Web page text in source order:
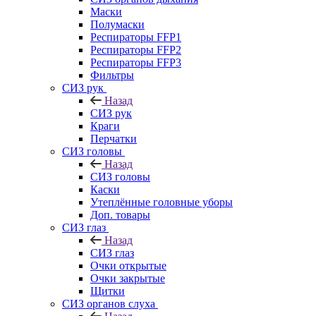
Маски
Полумаски
Респираторы FFP1
Респираторы FFP2
Респираторы FFP3
Фильтры
СИЗ рук
Назад
СИЗ рук
Краги
Перчатки
СИЗ головы
Назад
СИЗ головы
Каски
Утеплённые головные уборы
Доп. товары
СИЗ глаз
Назад
СИЗ глаз
Очки открытые
Очки закрытые
Щитки
СИЗ органов слуха